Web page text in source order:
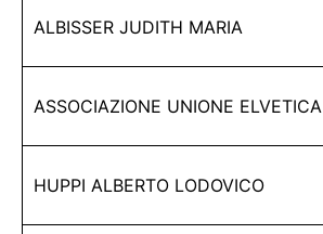
ALBISSER JUDITH MARIA
ASSOCIAZIONE UNIONE ELVETICA
HUPPI ALBERTO LODOVICO